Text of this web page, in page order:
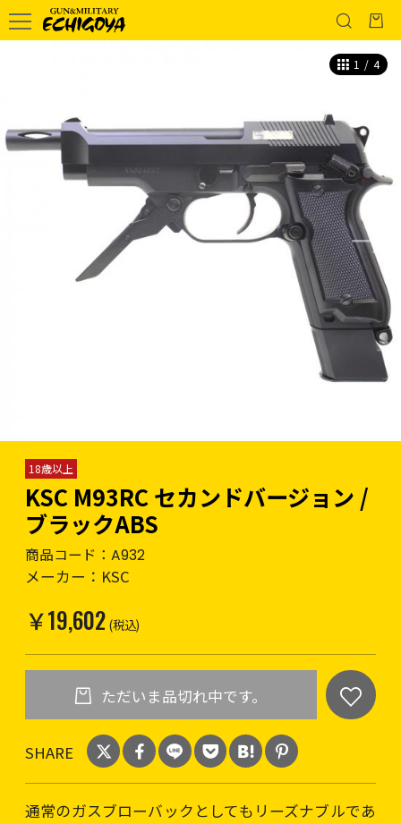
1 / 4
18歳以上
KSC M93RC セカンドバージョン /
ブラックABS
商品コード： A932
メーカー： KSC
￥19,602 (税込)
ただいま品切れ中です。
SHARE
通常のガスブローバックとしてもリーズナブルであ